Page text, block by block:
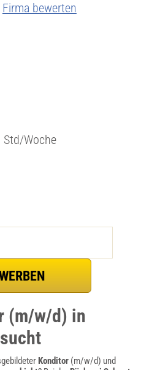
Firma bewerten
Std/Woche
(m/w/d) in
Konditor(m/w/d) und